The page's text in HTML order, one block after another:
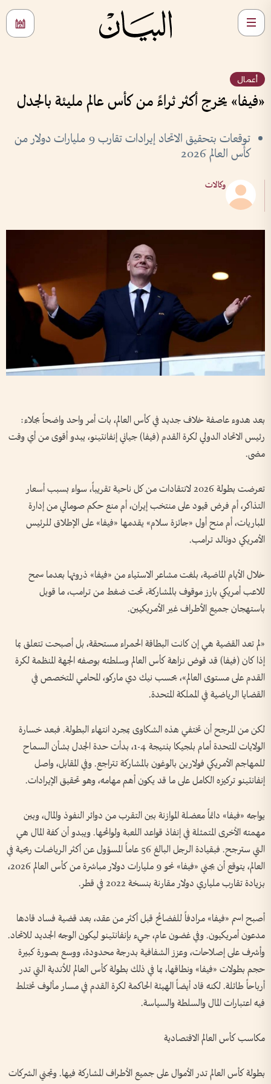
أعمال
«فيفا» يخرج أكثر ثراءً من كأس عالم مليئة بالجدل
توقعات بتحقيق الاتحاد إيرادات تقارب 9 مليارات دولار من
كأس العالم 2026
وكالات
بعد هدوء عاصفة خلاف جديد في كأس العالم، بات أمر واحد واضحاً بجلاء:
رئيس الاتحاد الدولي لكرة القدم (فيفا) جياني إنفانتينو، يبدو أقوى من أي وقت
مضى.
تعرضت بطولة 2026 لانتقادات من كل ناحية تقريباً، سواء بسبب أسعار
التذاكر، أم فرض قيود على منتخب إيران، أم منع حكم صومالي من إدارة
المباريات، أم منح أول «جائزة سلام» يقدمها «فيفا» على الإطلاق للرئيس
الأمريكي دونالد ترامب.
خلال الأيام الماضية، بلغت مشاعر الاستياء من «فيفا» ذروتها بعدما سمح
للاعب أمريكي بارز موقوف بالمشاركة، تحت ضغط من ترامب، ما قوبل
باستهجان جميع الأطراف غير الأمريكيين.
«لم تعد القضية هي إن كانت البطاقة الحمراء مستحقة، بل أصبحت تتعلق بما
إذا كان (فيفا) قد قوض نزاهة كأس العالم وسلطته بوصفه الجهة المنظمة لكرة
القدم على مستوى العالم»، بحسب نيك دي ماركو، المحامي المتخصص في
القضايا الرياضية في المملكة المتحدة.
لكن من المرجح أن تختفي هذه الشكاوى بمجرد انتهاء البطولة. فبعد خسارة
الولايات المتحدة أمام بلجيكا بنتيجة 4-1، بدأت حدة الجدل بشأن السماح
للمهاجم الأمريكي فولارين بالوغون بالمشاركة تتراجع. وفي المقابل، واصل
إنفانتينو تركيزه الكامل على ما قد يكون أهم مهامه، وهو تحقيق الإيرادات.
يواجه «فيفا» دائماً معضلة الموازنة بين التقرب من دوائر النفوذ والمال، وبين
مهمته الأخرى المتمثلة في إنفاذ قواعد اللعبة ولوائحها. ويبدو أن كفة المال هي
التي سترجح. فبقيادة الرجل البالغ 56 عاماً المسؤول عن أكثر الرياضات ربحية في
العالم، يتوقع أن يجني «فيفا» نحو 9 مليارات دولار مباشرة من كأس العالم 2026،
بزيادة تقارب ملياري دولار مقارنة بنسخة 2022 في قطر.
أصبح اسم «فيفا» مرادفاً للفضائح قبل أكثر من عقد، بعد قضية فساد قادها
مدعون أمريكيون. وفي غضون عام، جيء بإنفانتينو ليكون الوجه الجديد للاتحاد.
وأشرف على إصلاحات، وعزز الشفافية بدرجة محدودة، ووسع بصورة كبيرة
حجم بطولات «فيفا» ونطاقها، بما في ذلك بطولة كأس العالم للأندية التي تدر
أرباحاً طائلة. لكنه قاد أيضاً الهيئة الحاكمة لكرة القدم في مسار مألوف تختلط
فيه اعتبارات المال والسلطة والسياسة.
مكاسب كأس العالم الاقتصادية
بطولة كأس العالم تدر الأموال على جميع الأطراف المشاركة فيها. وتجني الشركات